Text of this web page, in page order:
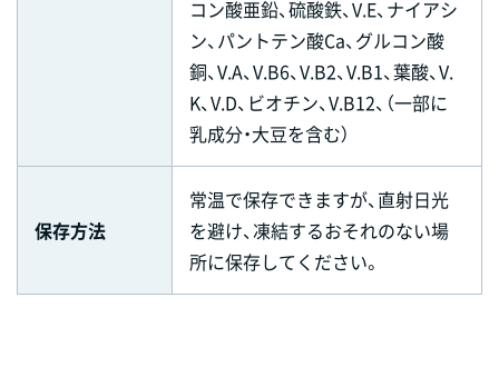
コン酸亜鉛、硫酸鉄、V.E、ナイアシ
ン、パントテン酸Ca、グルコン酸
銅、V.A、V.B6、V.B2、V.B1、葉酸、V.
K、V.D、ビオチン、V.B12、（一部に
乳成分・大豆を含む）
保存方法
常温で保存できますが、直射日光
を避け、凍結するおそれのない場
所に保存してください。